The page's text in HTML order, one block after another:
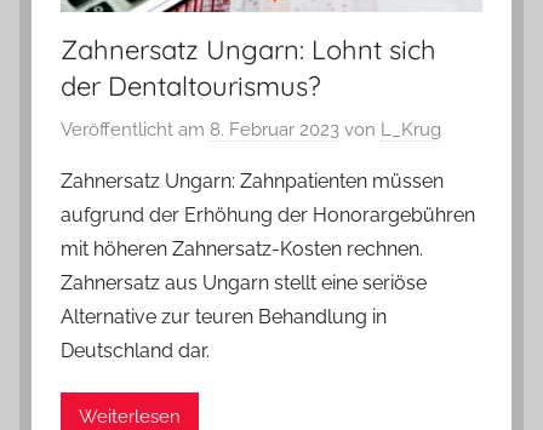
Zahnersatz Ungarn: Lohnt sich
der Dentaltourismus?
Veröffentlicht am 8. Februar 2023 von L_Krug
Zahnersatz Ungarn: Zahnpatienten müssen
aufgrund der Erhöhung der Honorargebühren
mit höheren Zahnersatz-Kosten rechnen.
Zahnersatz aus Ungarn stellt eine seriöse
Alternative zur teuren Behandlung in
Deutschland dar.
Weiterlesen